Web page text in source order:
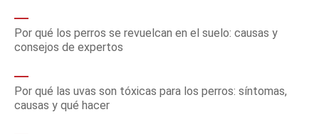
Por qué los perros se revuelcan en el suelo: causas y
consejos de expertos
Por qué las uvas son tóxicas para los perros: síntomas,
causas y qué hacer